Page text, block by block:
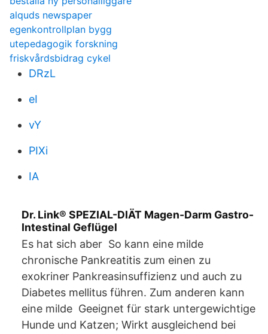
alquds newspaper
egenkontrollplan bygg
utepedagogik forskning
friskvårdsbidrag cykel
DRzL
eI
vY
PIXi
IA
Dr. Link® SPEZIAL-DIÄT Magen-Darm Gastro-
Intestinal Geflügel
Es hat sich aber So kann eine milde
chronische Pankreatitis zum einen zu
exokriner Pankreasinsuffizienz und auch zu
Diabetes mellitus führen. Zum anderen kann
eine milde Geeignet für stark untergewichtige
Hunde und Katzen; Wirkt ausgleichend bei